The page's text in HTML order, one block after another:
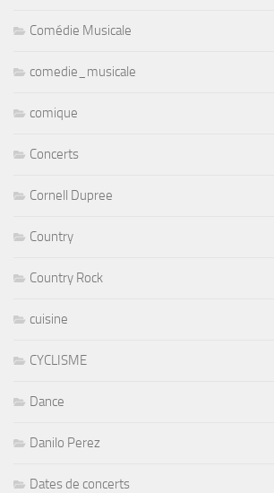
Comédie Musicale
comedie_musicale
comique
Concerts
Cornell Dupree
Country
Country Rock
cuisine
CYCLISME
Dance
Danilo Perez
Dates de concerts